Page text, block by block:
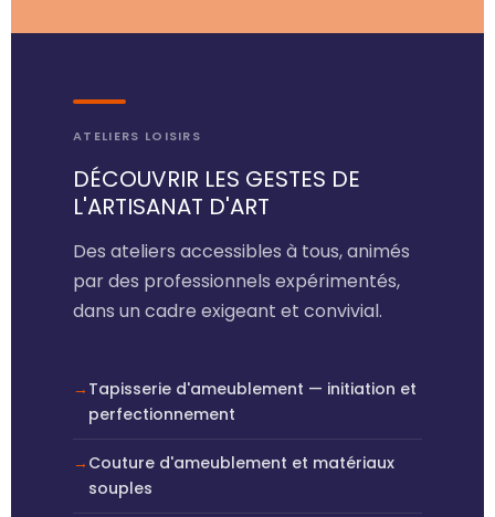
ATELIERS LOISIRS
DÉCOUVRIR LES GESTES DE
L'ARTISANAT D'ART
Des ateliers accessibles à tous, animés
par des professionnels expérimentés,
dans un cadre exigeant et convivial.
Tapisserie d'ameublement — initiation et
perfectionnement
Couture d'ameublement et matériaux
souples